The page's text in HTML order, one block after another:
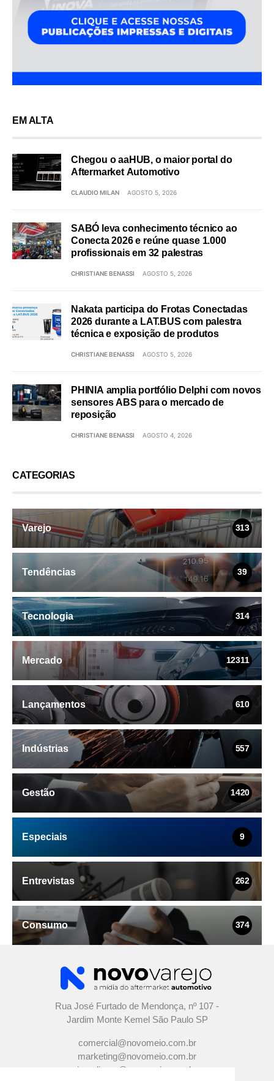
EM ALTA
Chegou o aaHUB, o maior portal do
Aftermarket Automotivo
CLAUDIO MILAN AGOSTO 5, 2026
SABÓ leva conhecimento técnico ao
Conecta 2026 e reúne quase 1.000
profissionais em 32 palestras
CHRISTIANE BENASSI AGOSTO 5, 2026
Nakata participa do Frotas Conectadas
2026 durante a LAT.BUS com palestra
técnica e exposição de produtos
CHRISTIANE BENASSI AGOSTO 5, 2026
PHINIA amplia portfólio Delphi com novos
sensores ABS para o mercado de
reposição
CHRISTIANE BENASSI AGOSTO 4, 2026
CATEGORIAS
Varejo 313
Tendências 39
Tecnologia 314
Mercado 12311
Lançamentos 610
Indústrias 557
Gestão 1420
Especiais 9
Entrevistas 262
Consumo 374
Rua José Furtado de Mendonça, nº 107 -
Jardim Monte Kemel São Paulo SP
comercial@novomeio.com.br
marketing@novomeio.com.br
jornalismo@novomeio.com.br